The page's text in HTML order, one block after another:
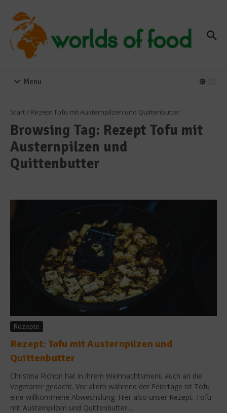
Menu
Start/ Rezept Tofu mit Austernpilzen und Quittenbutter
Browsing Tag: Rezept Tofu mit
Austernpilzen und
Quittenbutter
Rezepte
Rezept: Tofu mit Austernpilzen und
Quittenbutter
Christina Richon hat in ihrem Weihnachtsmenü auch an die
Vegetarier gedacht. Vor allem während der Feiertage ist Tofu
eine willkommene Abwechslung. Hier also unser Rezept: Tofu
mit Austernpilzen und Quittenbutter:...